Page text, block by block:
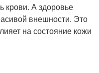
крови. А здоровье
внешности. Это
на состояние кожи